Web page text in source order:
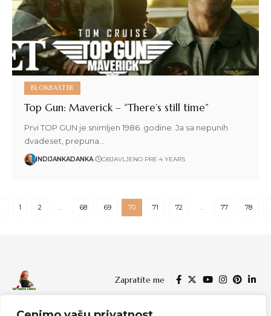
BLOKBASTER
Top Gun: Maverick – “There’s still time”
Prvi TOP GUN je snimljen 1986. godine. Ja sa nepunih
dvadeset, prepuna…
INDIJANKADANKA OBJAVLJENO PRE 4 YEARS
1 2 … 68 69 70 71 72 … 77 78
Zapratite me